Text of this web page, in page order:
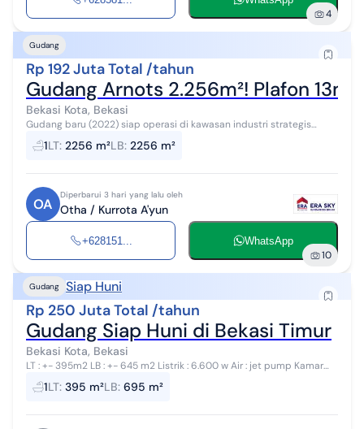
4
Gudang
Rp 192 Juta Total /tahun
Gudang Arnots 2.256m²! Plafon
Bekasi Kota, Bekasi
Gudang baru (2022) siap operasi di kawasan industri strategis
Arnots! Luas full 2.256m² (23.5x96m), lantai kapasitas 5 ton, tinggi
plafon 13m + lo...
1LT: 2256 m²LB: 2256 m²
OA
Diperbarui 3 hari yang lalu oleh
Otha / Kurrota A'yun
+628151... WhatsApp
10
Gudang Siap Huni
Rp 250 Juta Total /tahun
Gudang Siap Huni di Bekasi Timur
Bekasi Kota, Bekasi
LT : +- 395m2 LB : +- 645 m2 Listrik : 6.600 w Air : jet pump Kamar
Mandi : 1 bh Ukuran Bangunan Lt 1 P 20m x L 12.5M T 4.30M Lt2 P 20m
x L 12.5M ...
1LT: 395 m²LB: 695 m²